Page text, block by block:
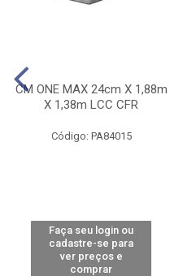
CM ONE MAX 24cm X 1,88m
X 1,38m LCC CFR
Código: PA84015
Faça seu login ou
cadastre-se para
ver preços e
comprar